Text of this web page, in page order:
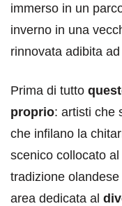
immerso in un
inverno in una
rinnovata adibita
Prima di tutto
proprio: artisti che
che infilano la
scenico collocato
tradizione
area dedicata al